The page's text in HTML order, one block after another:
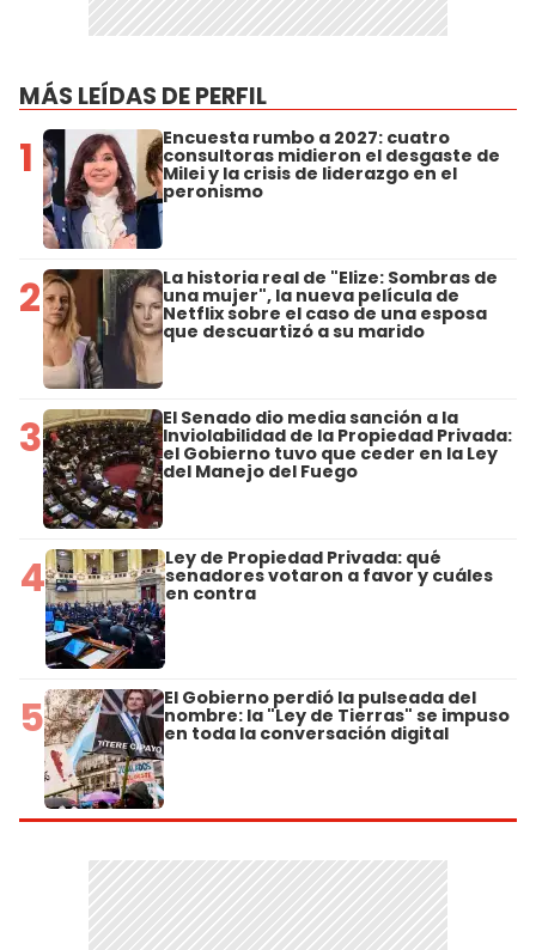
MÁS LEÍDAS DE PERFIL
1 Encuesta rumbo a 2027: cuatro
consultoras midieron el desgaste de
Milei y la crisis de liderazgo en el
peronismo
2 La historia real de "Elize: Sombras de
una mujer", la nueva película de
Netflix sobre el caso de una esposa
que descuartizó a su marido
3 El Senado dio media sanción a la
Inviolabilidad de la Propiedad Privada:
el Gobierno tuvo que ceder en la Ley
del Manejo del Fuego
4 Ley de Propiedad Privada: qué
senadores votaron a favor y cuáles
en contra
5 El Gobierno perdió la pulseada del
nombre: la "Ley de Tierras" se impuso
en toda la conversación digital